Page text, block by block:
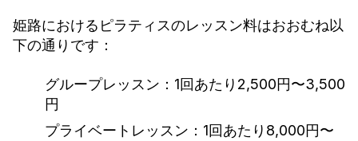
姫路におけるピラティスのレッスン料はおおむね以
下の通りです：
グループレッスン：1回あたり2,500円〜3,500
円
プライベートレッスン：1回あたり8,000円〜